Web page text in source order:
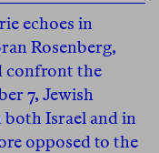
echoes in
Rosenberg,
confront the
7, Jewish
Israel and in
opposed to the